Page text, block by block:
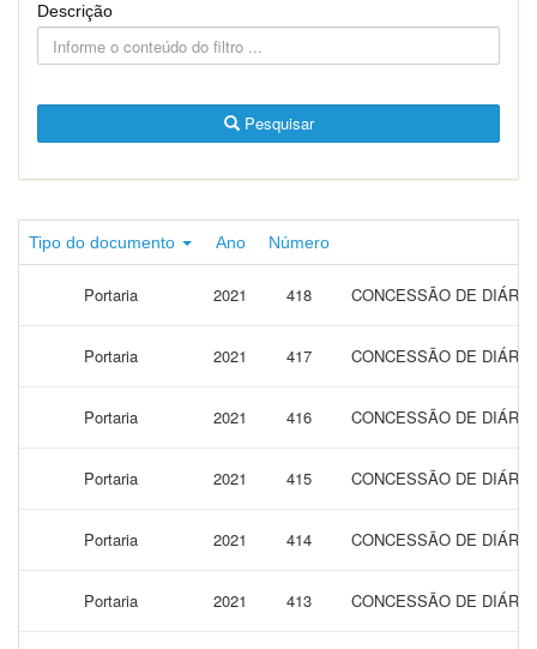
Descrição
Pesquisar
Tipo do documento Ano Número
Portaria 2021 418 CONCESSÃO DE
Portaria 2021 417 CONCESSÃO DE
Portaria 2021 416 CONCESSÃO DE
Portaria 2021 415 CONCESSÃO DE
Portaria 2021 414 CONCESSÃO DE
Portaria 2021 413 CONCESSÃO DE